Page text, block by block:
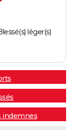
léger(s)
indemnes